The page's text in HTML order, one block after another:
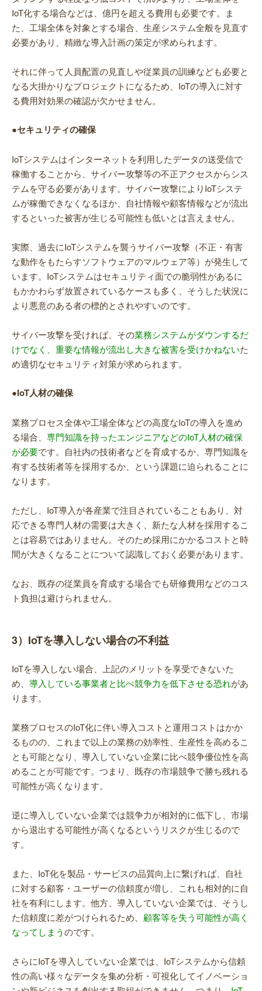
IoT化する場合などは、億円を超える費用も必要です。ま
た、工場全体を対象とする場合、生産システム全般を見直す
必要があり、精緻な導入計画の策定が求められます。
それに伴って人員配置の見直しや従業員の訓練なども必要と
なる大掛かりなプロジェクトになるため、IoTの導入に対す
る費用対効果の確認が欠かせません。
●セキュリティの確保
IoTシステムはインターネットを利用したデータの送受信で
稼働することから、サイバー攻撃等の不正アクセスからシス
テムを守る必要があります。サイバー攻撃によりIoTシステ
ムが稼働できなくなるほか、自社情報や顧客情報などが流出
するといった被害が生じる可能性も低いとは言えません。
実際、過去にIoTシステムを襲うサイバー攻撃（不正・有害
な動作をもたらすソフトウェアのマルウェア等）が発生して
います。IoTシステムはセキュリティ面での脆弱性があるに
もかかわらず放置されているケースも多く、そうした状況に
より悪意のある者の標的とされやすいのです。
サイバー攻撃を受ければ、その業務システムがダウンするだ
けでなく、重要な情報が流出し大きな被害を受けかねないた
め適切なセキュリティ対策が求められます。
●IoT人材の確保
業務プロセス全体や工場全体などの高度なIoTの導入を進め
る場合、 専門知識を持ったエンジニアなどのIoT人材の確保
が必要です。自社内の技術者などを育成するか、専門知識を
有する技術者等を採用するか、という課題に迫られることに
なります。
ただし、IoT導入が各産業で注目されていることもあり、対
応できる専門人材の需要は大きく、新たな人材を採用するこ
とは容易ではありません。そのため採用にかかるコストと時
間が大きくなることについて認識しておく必要があります。
なお、既存の従業員を育成する場合でも研修費用などのコス
ト負担は避けられません。
3）IoTを導入しない場合の不利益
IoTを導入しない場合、上記のメリットを享受できないた
め、 導入している事業者と比べ競争力を低下させる恐れがあ
ります。
業務プロセスのIoT化に伴い導入コストと運用コストはかか
るものの、これまで以上の業務の効率性、生産性を高めるこ
とも可能となり、導入していない企業に比べ競争優位性を高
めることが可能です。つまり、既存の市場競争で勝ち残れる
可能性が高くなります。
逆に導入していない企業では競争力が相対的に低下し、市場
から退出する可能性が高くなるというリスクが生じるので
す。
また、IoT化を製品・サービスの品質向上に繋げれば、自社
に対する顧客・ユーザーの信頼度が増し、これも相対的に自
社を有利にします。他方、導入していない企業では、そうし
た信頼度に差がつけられるため、 顧客等を失う可能性が高く
なってしまうのです。
さらにIoTを導入していない企業では、IoTシステムから信頼
性の高い様々なデータを集め分析・可視化してイノベーショ